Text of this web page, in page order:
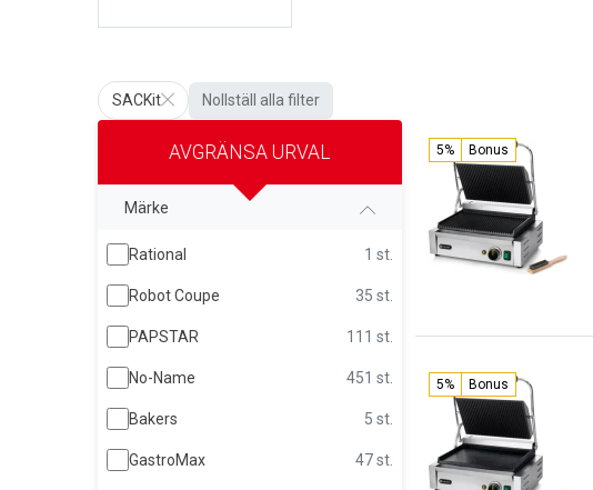
SACKit Nollställ alla filter
AVGRÄNSA URVAL
Märke
Rational 1 st.
Robot Coupe 35 st.
PAPSTAR 111 st.
No-Name 451 st.
Bakers 5 st.
GastroMax 47 st.
5% Bonus
5% Bonus